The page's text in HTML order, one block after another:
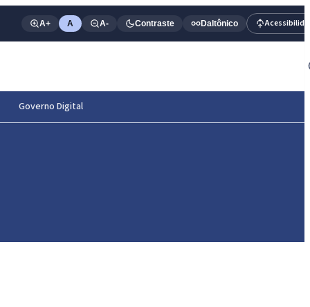
A+ A A- Contraste Daltônico
Governo Digital